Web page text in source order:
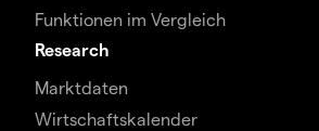
Funktionen im Vergleich
Research
Marktdaten
Wirtschaftskalender